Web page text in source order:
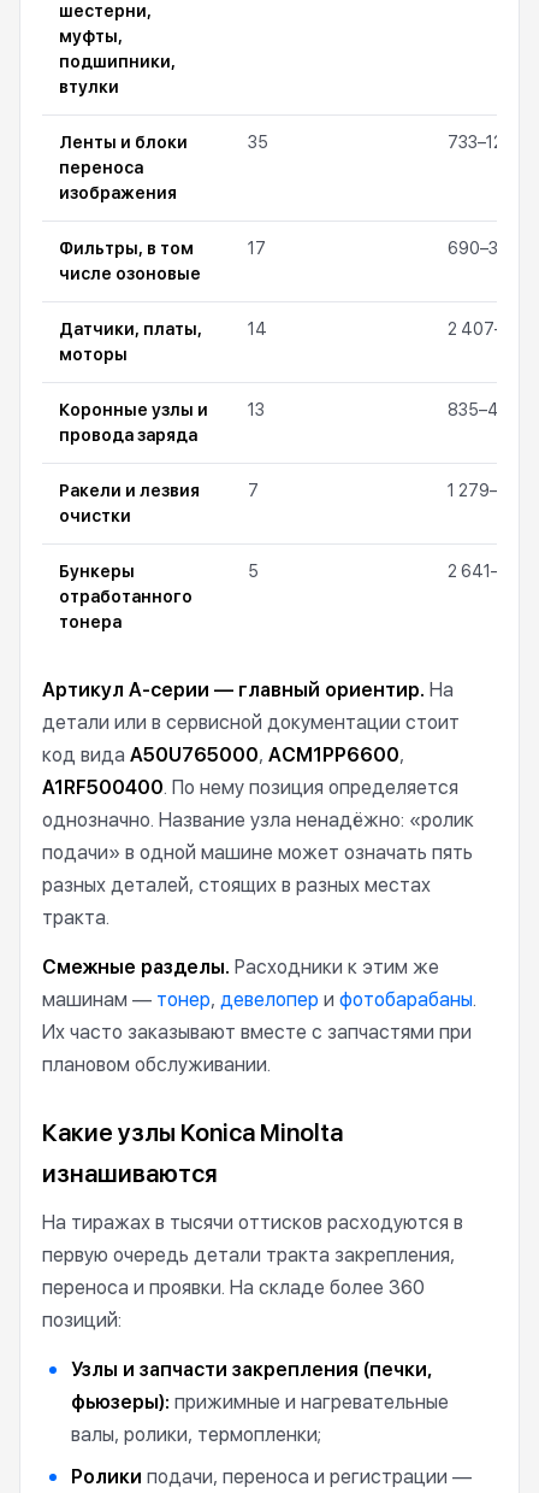
шестерни,
муфты,
подшипники,
втулки
Ленты и блоки
переноса
изображения
35 733–120
Фильтры, в том
числе озоновые
17 690–33
Датчики, платы,
моторы
14 2 407–17
Коронные узлы и
провода заряда
13 835–49
Ракели и лезвия
очистки
7 1 279–20
Бункеры
отработанного
тонера
5 2 641–17
Артикул A-серии — главный ориентир. На
детали или в сервисной документации стоит
код вида A50U765000, ACM1PP6600,
A1RF500400. По нему позиция определяется
однозначно. Название узла ненадёжно: «ролик
подачи» в одной машине может означать пять
разных деталей, стоящих в разных местах
тракта.
Смежные разделы. Расходники к этим же
машинам — тонер, девелопер и фотобарабаны.
Их часто заказывают вместе с запчастями при
плановом обслуживании.
Какие узлы Konica Minolta
изнашиваются
На тиражах в тысячи оттисков расходуются в
первую очередь детали тракта закрепления,
переноса и проявки. На складе более 360
позиций:
Узлы и запчасти закрепления (печки,
фьюзеры): прижимные и нагревательные
валы, ролики, термопленки;
Ролики подачи, переноса и регистрации —